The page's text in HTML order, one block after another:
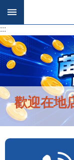
跳到主要內容區塊
:::
:::
歡迎在地